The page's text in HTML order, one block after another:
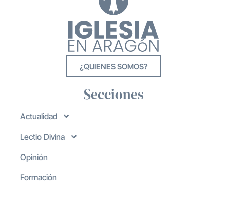
¿QUIENES SOMOS?
Secciones
Actualidad
Lectio Divina
Opinión
Formación